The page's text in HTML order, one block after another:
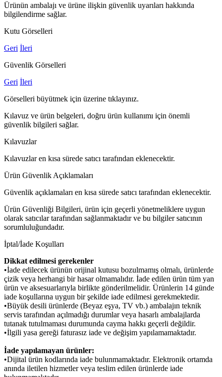
Ürünün ambalajı ve ürüne ilişkin güvenlik uyarıları hakkında
bilgilendirme sağlar.
Kutu Görselleri
Geri İleri
Güvenlik Görselleri
Geri İleri
Görselleri büyütmek için üzerine tıklayınız.
Kılavuz ve ürün belgeleri, doğru ürün kullanımı için önemli
güvenlik bilgileri sağlar.
Kılavuzlar
Kılavuzlar en kısa sürede satıcı tarafından eklenecektir.
Ürün Güvenlik Açıklamaları
Güvenlik açıklamaları en kısa sürede satıcı tarafından eklenecektir.
Ürün Güvenliği Bilgileri, ürün için geçerli yönetmeliklere uygun
olarak satıcılar tarafından sağlanmaktadır ve bu bilgiler satıcının
sorumluluğundadır.
İptal/İade Koşulları
Dikkat edilmesi gerekenler
•İade edilecek ürünün orijinal kutusu bozulmamış olmalı, ürünlerde
çizik veya herhangi bir hasar olmamalıdır. İade edilen ürün tüm yan
ürün ve aksesuarlarıyla birlikte gönderilmelidir. Ürünlerin 14 günde
iade koşullarına uygun bir şekilde iade edilmesi gerekmektedir.
•Büyük desili ürünlerde (Beyaz eşya, TV vb.) ambalajın teknik
servis tarafından açılmadığı durumlar veya hasarlı ambalajlarda
tutanak tutulmaması durumunda cayma hakkı geçerli değildir.
•İlgili yasa gereği faturasız iade ve değişim yapılamamaktadır.
İade yapılamayan ürünler:
•Dijital ürün kodlarında iade bulunmamaktadır. Elektronik ortamda
anında iletilen hizmetler veya teslim edilen ürünlerde iade